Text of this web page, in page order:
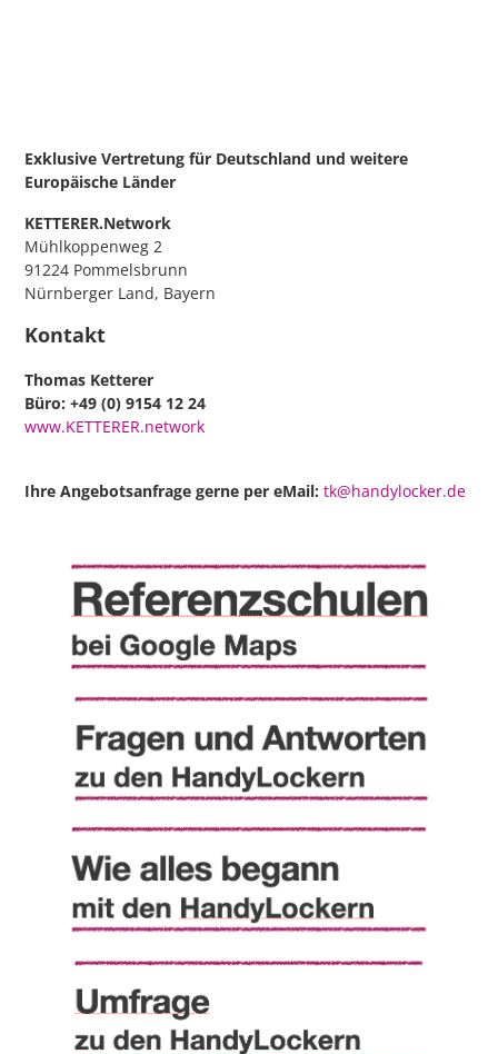
Exklusive Vertretung für Deutschland und weitere
Europäische Länder
KETTERER.Network
Mühlkoppenweg 2
91224 Pommelsbrunn
Nürnberger Land, Bayern
Kontakt
Thomas Ketterer
Büro: +49 (0) 9154 12 24
www.KETTERER.network
Ihre Angebotsanfrage gerne per eMail:tk@handylocker.de